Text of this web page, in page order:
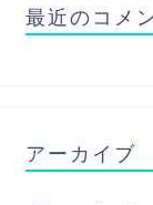
最近のコメ
アーカイブ